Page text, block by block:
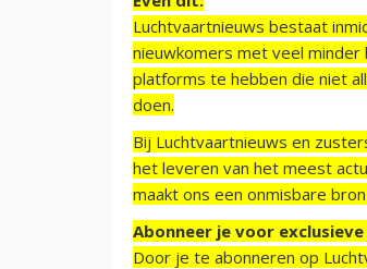
Luchtvaartnieuws bestaat
nieuwkomers met veel
platforms te hebben die niet
doen.
Bij Luchtvaartnieuws en
het leveren van het meest
maakt ons een onmisbare
Abonneer je voor
Door je te abonneren op